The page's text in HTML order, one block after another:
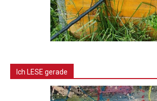
Ich LESE gerade